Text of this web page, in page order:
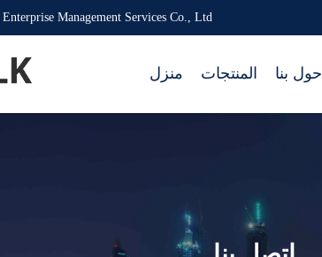
Management Services Co., Ltd.
منزل المنتجات حول بنا